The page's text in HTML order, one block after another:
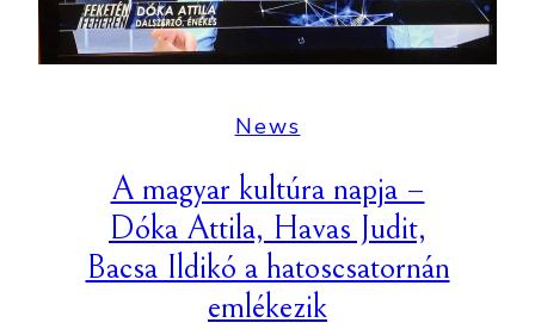
News
A magyar kultúra napja –
Dóka Attila, Havas Judit,
Bacsa Ildikó a hatoscsatornán
emlékezik